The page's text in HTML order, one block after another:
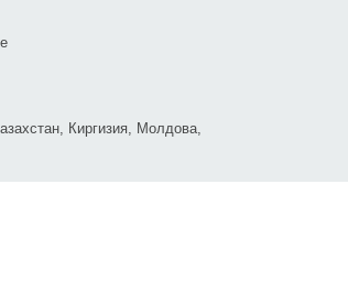
Киргизия, Молдова,